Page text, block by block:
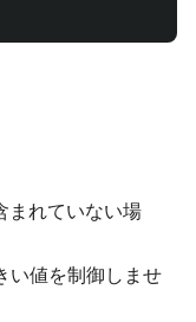
まれていない場
い値を制御しませ